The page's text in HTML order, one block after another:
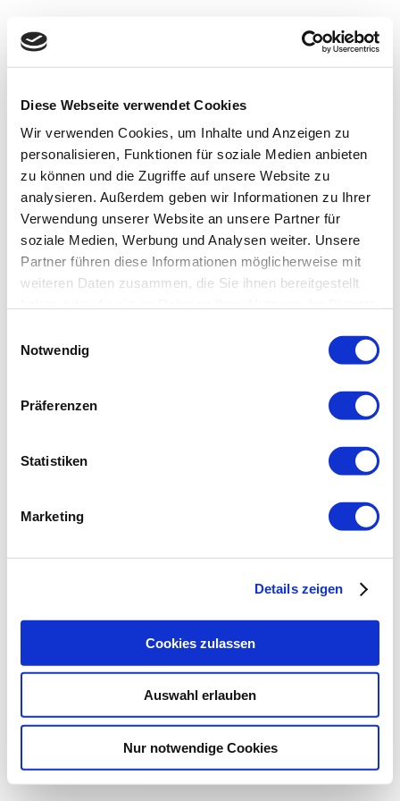
Diese Webseite verwendet Cookies
Wir verwenden Cookies, um Inhalte und Anzeigen zu
personalisieren, Funktionen für soziale Medien anbieten
zu können und die Zugriffe auf unsere Website zu
analysieren. Außerdem geben wir Informationen zu Ihrer
Verwendung unserer Website an unsere Partner für
soziale Medien, Werbung und Analysen weiter. Unsere
Partner führen diese Informationen möglicherweise mit
weiteren Daten zusammen, die Sie ihnen bereitgestellt
Notwendig
Präferenzen
Statistiken
Marketing
Details zeigen
Cookies zulassen
Auswahl erlauben
Nur notwendige Cookies